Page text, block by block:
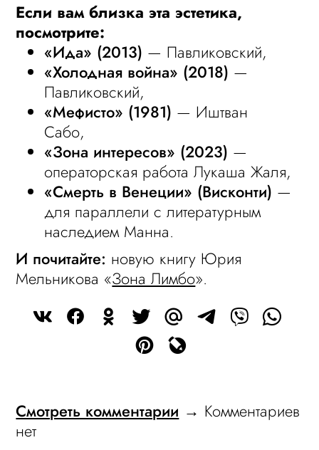
Если вам близка эта эстетика,
посмотрите:
«Ида» (2013) — Павликовский,
«Холодная война» (2018) —
Павликовский,
«Мефисто» (1981) — Иштван
Сабо,
«Зона интересов» (2023) —
операторская работа Лукаша Жаля,
«Смерть в Венеции» (Висконти) —
для параллели с литературным
наследием Манна.
И почитайте: новую книгу Юрия
Мельникова «Зона Лимбо».
Смотреть комментарии → Комментариев
нет